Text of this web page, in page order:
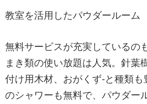
教室を活用したパウダールーム
無料サービスが充実しているの
まき類の使い放題は人気。針葉
付け用木材、おがくず-と種類も
のシャワーも無料で、パウダー